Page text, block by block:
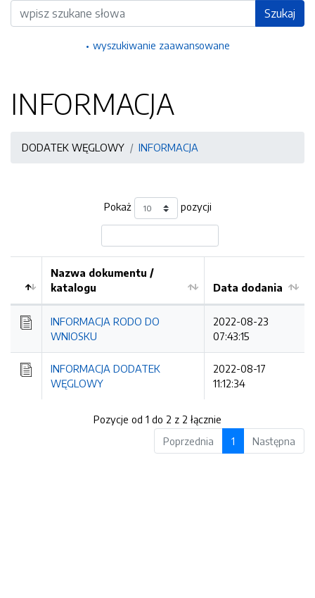
Wyszukiwarka Szukaj
wyszukiwanie zaawansowane
INFORMACJA
DODATEK WĘGLOWY INFORMACJA
Pokaż pozycji
Kolejność
Nazwa dokumentu /
katalogu
Data dodania
INFORMACJA RODO DO
WNIOSKU
2022-08-23
07:43:15
INFORMACJA DODATEK
WĘGLOWY
2022-08-17
11:12:34
Pozycje od 1 do 2 z 2 łącznie
Poprzednia
1 Następna